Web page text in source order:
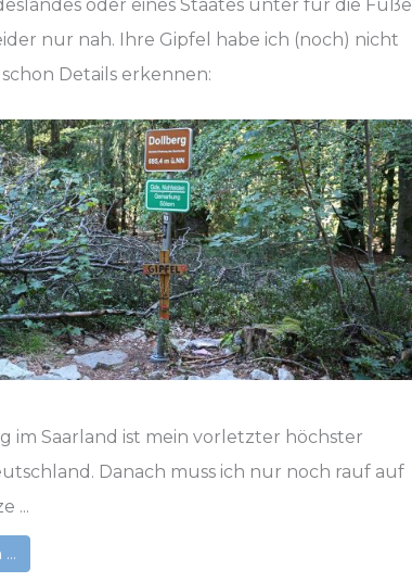
oder eines Staates unter für die Füße
nur nah. Ihre Gipfel habe ich (noch) nicht
Details erkennen:
im Saarland ist mein vorletzter höchster
Danach muss ich nur noch rauf auf
...
…